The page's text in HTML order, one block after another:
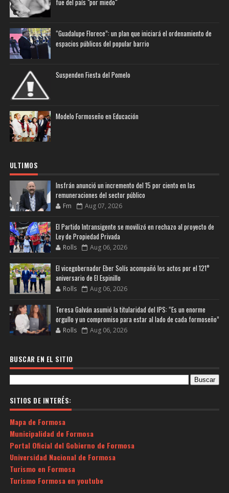
fue del país "por miedo"
“Guadalupe Florece”: un plan que iniciará el ordenamiento de
espacios públicos del popular barrio
Suspenden Fiesta del Pomelo
Modelo Formoseño en Educación
ULTIMOS
Insfrán anunció un incremento del 15 por ciento en las
remuneraciones del sector público
Fm Aug 07, 2026
El Partido Intransigente se movilizó en rechazo al proyecto de
Ley de Propiedad Privada
Rolls Aug 06, 2026
El vicegobernador Eber Solís acompañó los actos por el 121°
aniversario de El Espinillo
Rolls Aug 06, 2026
Teresa Galván asumió la titularidad del IPS: “Es un enorme
orgullo y un compromiso para estar al lado de cada formoseño”
Rolls Aug 06, 2026
BUSCAR EN EL SITIO
SITIOS DE INTERÉS:
Mapa de Formosa
Municipalidad de Formosa
Portal Oficial del Gobierno de Formosa
Universidad Nacional de Formosa
Turismo en Formosa
Turismo Formosa en youtube